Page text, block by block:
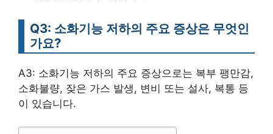
Q3: 소화기능 저하의 주요 증상은 무엇인
가요?
A3: 소화기능 저하의 주요 증상으로는 복부 팽만감,
소화불량, 잦은 가스 발생, 변비 또는 설사, 복통 등
이 있습니다.